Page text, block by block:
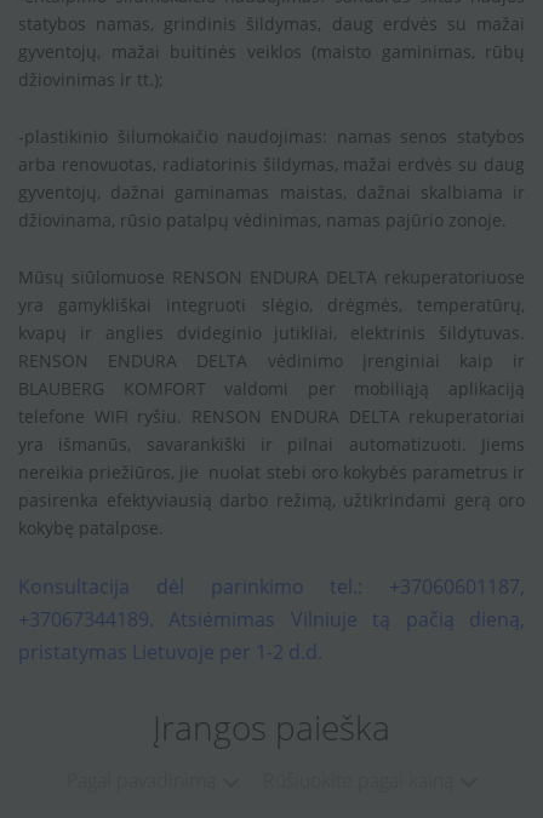
statybos namas, grindinis šildymas, daug erdvės su mažai
gyventojų, mažai buitinės veiklos (maisto gaminimas, rūbų
džiovinimas ir tt.);
-plastikinio šilumokaičio naudojimas: namas senos statybos
arba renovuotas, radiatorinis šildymas, mažai erdvės su daug
gyventojų, dažnai gaminamas maistas, dažnai skalbiama ir
džiovinama, rūsio patalpų vėdinimas, namas pajūrio zonoje.
Mūsų siūlomuose RENSON ENDURA DELTA rekuperatoriuose
yra gamykliškai integruoti slėgio, drėgmės, temperatūrų,
kvapų ir anglies dvideginio jutikliai, elektrinis šildytuvas.
RENSON ENDURA DELTA vėdinimo įrenginiai kaip ir
BLAUBERG KOMFORT valdomi per mobiliąją aplikaciją
telefone WIFI ryšiu. RENSON ENDURA DELTA rekuperatoriai
yra išmanūs, savarankiški ir pilnai automatizuoti. Jiems
nereikia priežiūros, jie nuolat stebi oro kokybės parametrus ir
pasirenka efektyviausią darbo režimą, užtikrindami gerą oro
kokybę patalpose.
Konsultacija dėl parinkimo tel.: +37060601187,
+37067344189. Atsiėmimas Vilniuje tą pačią dieną,
pristatymas Lietuvoje per 1-2 d.d.
Įrangos paieška